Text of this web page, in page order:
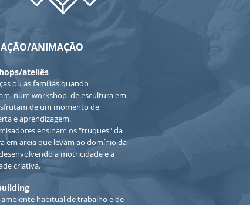
ANIMAÇÃO
ateliês
ou as famílias quando
num workshop de escultura em
de um momento de
e aprendizagem.
ensinam os "truques" da
em areia que levam ao domínio da
a motricidade e a
criativa.
ambiente habitual de trabalho e de